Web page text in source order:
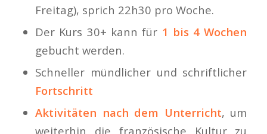
Freitag), sprich 22h30 pro Woche.
Der Kurs 30+ kann für 1 bis 4 Wochen
gebucht werden.
Schneller mündlicher und schriftlicher
Fortschritt
Aktivitäten nach dem Unterricht, um
weiterhin die französische Kultur zu